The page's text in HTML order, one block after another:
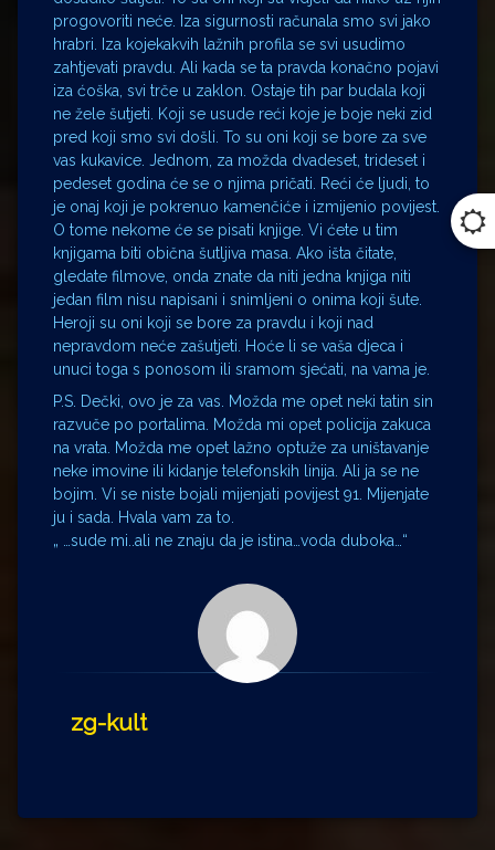
progovoriti neće. Iza sigurnosti računala smo svi jako
hrabri. Iza kojekakvih lažnih profila se svi usudimo
zahtjevati pravdu. Ali kada se ta pravda konačno pojavi
iza ćoška, svi trče u zaklon. Ostaje tih par budala koji
ne žele šutjeti. Koji se usude reći koje je boje neki zid
pred koji smo svi došli. To su oni koji se bore za sve
vas kukavice. Jednom, za možda dvadeset, trideset i
pedeset godina će se o njima pričati. Reći će ljudi, to
je onaj koji je pokrenuo kamenčiće i izmijenio povijest.
O tome nekome će se pisati knjige. Vi ćete u tim
knjigama biti obična šutljiva masa. Ako išta čitate,
gledate filmove, onda znate da niti jedna knjiga niti
jedan film nisu napisani i snimljeni o onima koji šute.
Heroji su oni koji se bore za pravdu i koji nad
nepravdom neće zašutjeti. Hoće li se vaša djeca i
unuci toga s ponosom ili sramom sjećati, na vama je.
P.S. Dečki, ovo je za vas. Možda me opet neki tatin sin
razvuče po portalima. Možda mi opet policija zakuca
na vrata. Možda me opet lažno optuže za uništavanje
neke imovine ili kidanje telefonskih linija. Ali ja se ne
bojim. Vi se niste bojali mijenjati povijest 91. Mijenjate
ju i sada. Hvala vam za to.
„ …sude mi..ali ne znaju da je istina…voda duboka…“
zg-kult